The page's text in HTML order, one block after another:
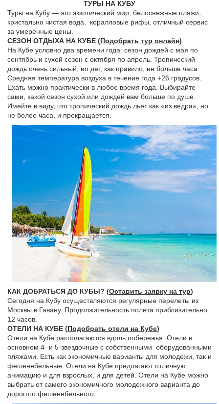
ТУРЫ НА КУБУ
Туры на Кубу — это экзотический мир, белоснежные пляжи,
кристально чистая вода, коралловые рифы, отличный сервис
за умеренные цены.
СЕЗОН ОТДЫХА НА КУБЕ (Подобрать тур онлайн)
На Кубе условно два времени года: сезон дождей с мая по
сентябрь и сухой сезон с октября по апрель. Тропический
дождь очень сильный, но дет, как правило, не больше часа.
Средняя температура воздуха в течение года +26 градусов.
Ехать можно практически в любое время года. Выбирайте
сами, какой сезон сухой или дождей вам больше по душе.
Имейте в виду, что тропический дождь льет как «из ведра», но
не более часа, и прекращается.
КАК ДОБРАТЬСЯ ДО КУБЫ? (Оставить заявку на тур)
Сегодня на Кубу осуществляются регулярные перелеты из
Москвы в Гавану. Продолжительность полета приблизительно
12 часов.
ОТЕЛИ НА КУБЕ (Подобрать отели на Кубе)
Отели на Кубе располагаются вдоль побережья. Отели в
основном 4- и 5-звездочные с собственными оборудованными
пляжами. Есть как экономичные варианты для молодежи, так и
фешенебельные. Отели на Кубе предлагают отличную
анимацию и для взрослых, и для детей. Отели на Кубе можно
выбрать от самого экономичного молодежного варианта до
дорогого фешенебельного.